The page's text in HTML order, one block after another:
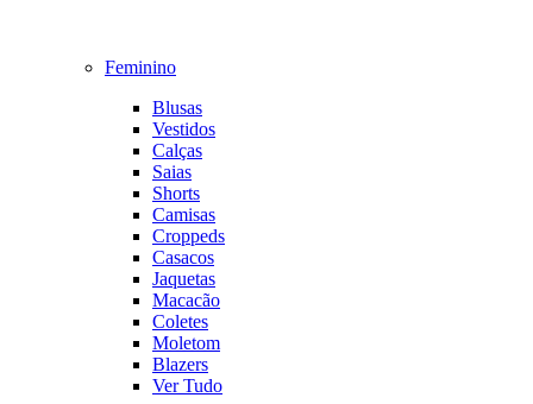
Feminino
Blusas
Vestidos
Calças
Saias
Shorts
Camisas
Croppeds
Casacos
Jaquetas
Macacão
Coletes
Moletom
Blazers
Ver Tudo